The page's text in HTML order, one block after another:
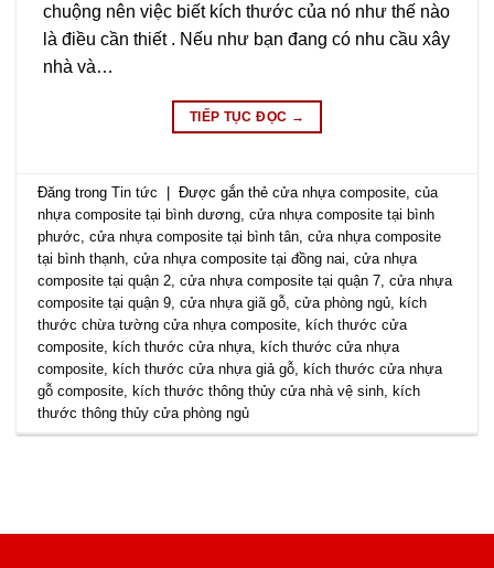
chuộng nên việc biết kích thước của nó như thế nào
là điều cần thiết . Nếu như bạn đang có nhu cầu xây
nhà và…
TIẾP TỤC ĐỌC →
Đăng trongTin tức | Được gắn thẻcửa nhựa composite ,của
nhựa composite tại bình dương ,cửa nhựa composite tại bình
phước ,cửa nhựa composite tại bình tân ,cửa nhựa composite
tại bình thạnh ,cửa nhựa composite tại đồng nai ,cửa nhựa
composite tại quận 2 ,cửa nhựa composite tại quận 7 ,cửa nhựa
composite tại quận 9 ,cửa nhựa giã gỗ ,cửa phòng ngủ ,kích
thước chừa tường cửa nhựa composite ,kích thước cửa
composite ,kích thước cửa nhựa ,kích thước cửa nhựa
composite ,kích thước cửa nhựa giả gỗ ,kích thước cửa nhựa
gỗ composite ,kích thước thông thủy cửa nhà vệ sinh ,kích
thước thông thủy cửa phòng ngủ